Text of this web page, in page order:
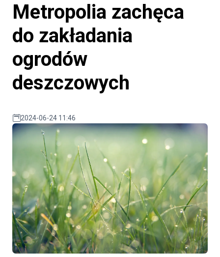
Metropolia zachęca
do zakładania
ogrodów
deszczowych
2024-06-24 11:46